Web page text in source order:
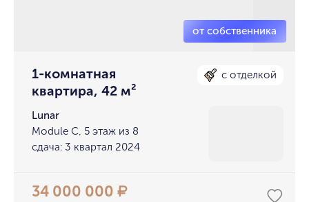
1-комнатная
квартира, 42 м²
с отделкой
Lunar
Module C, 5 этаж из 8
сдача: 3 квартал 2024
34 000 000₽